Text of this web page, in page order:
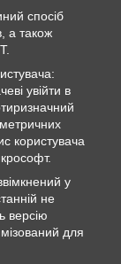
спосіб
а також
увійти в
користувача
у
не
версію
для